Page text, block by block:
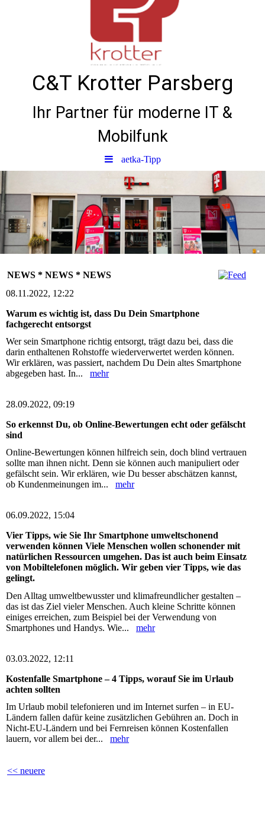
C&T Krotter Parsberg
Ihr Partner für moderne IT &
Mobilfunk
aetka-Tipp
NEWS * NEWS * NEWS
08.11.2022, 12:22
Warum es wichtig ist, dass Du Dein Smartphone
fachgerecht entsorgst
Wer sein Smartphone richtig entsorgt, trägt dazu bei, dass die
darin enthaltenen Rohstoffe wiederverwertet werden können.
Wir erklären, was passiert, nachdem Du Dein altes Smartphone
abgegeben hast. In... mehr
28.09.2022, 09:19
So erkennst Du, ob Online-Bewertungen echt oder gefälscht
sind
Online-Bewertungen können hilfreich sein, doch blind vertrauen
sollte man ihnen nicht. Denn sie können auch manipuliert oder
gefälscht sein. Wir erklären, wie Du besser abschätzen kannst,
ob Kundenmeinungen im... mehr
06.09.2022, 15:04
Vier Tipps, wie Sie Ihr Smartphone umweltschonend
verwenden können Viele Menschen wollen schonender mit
natürlichen Ressourcen umgehen. Das ist auch beim Einsatz
von Mobiltelefonen möglich. Wir geben vier Tipps, wie das
gelingt.
Den Alltag umweltbewusster und klimafreundlicher gestalten –
das ist das Ziel vieler Menschen. Auch kleine Schritte können
einiges erreichen, zum Beispiel bei der Verwendung von
Smartphones und Handys. Wie... mehr
03.03.2022, 12:11
Kostenfalle Smartphone – 4 Tipps, worauf Sie im Urlaub
achten sollten
Im Urlaub mobil telefonieren und im Internet surfen – in EU-
Ländern fallen dafür keine zusätzlichen Gebühren an. Doch in
Nicht-EU-Ländern und bei Fernreisen können Kostenfallen
lauern, vor allem bei der... mehr
<< neuere